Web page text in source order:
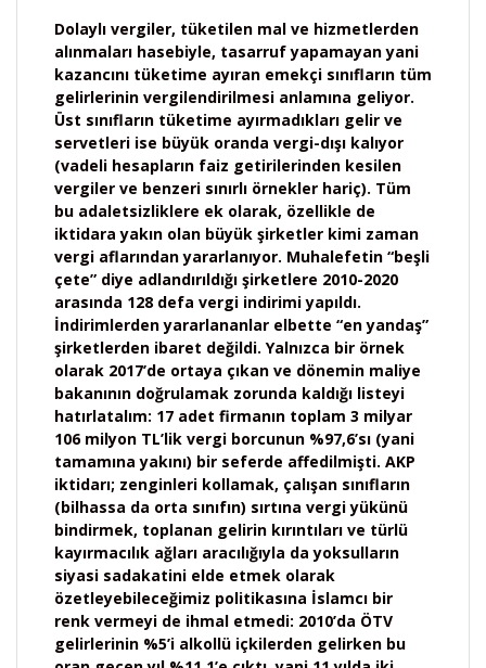
Dolaylı vergiler, tüketilen mal ve hizmetlerden
alınmaları hasebiyle, tasarruf yapamayan yani
kazancını tüketime ayıran emekçi sınıfların tüm
gelirlerinin vergilendirilmesi anlamına geliyor.
Üst sınıfların tüketime ayırmadıkları gelir ve
servetleri ise büyük oranda vergi-dışı kalıyor
(vadeli hesapların faiz getirilerinden kesilen
vergiler ve benzeri sınırlı örnekler hariç). Tüm
bu adaletsizliklere ek olarak, özellikle de
iktidara yakın olan büyük şirketler kimi zaman
vergi aflarından yararlanıyor. Muhalefetin “beşli
çete” diye adlandırıldığı şirketlere 2010-2020
arasında 128 defa vergi indirimi yapıldı.
İndirimlerden yararlananlar elbette “en yandaş”
şirketlerden ibaret değildi. Yalnızca bir örnek
olarak 2017’de ortaya çıkan ve dönemin maliye
bakanının doğrulamak zorunda kaldığı listeyi
hatırlatalım: 17 adet firmanın toplam 3 milyar
106 milyon TL’lik vergi borcunun %97,6’sı (yani
tamamına yakını) bir seferde affedilmişti. AKP
iktidarı; zenginleri kollamak, çalışan sınıfların
(bilhassa da orta sınıfın) sırtına vergi yükünü
bindirmek, toplanan gelirin kırıntıları ve türlü
kayırmacılık ağları aracılığıyla da yoksulların
siyasi sadakatini elde etmek olarak
özetleyebileceğimiz politikasına İslamcı bir
renk vermeyi de ihmal etmedi: 2010’da ÖTV
gelirlerinin %5’i alkollü içkilerden gelirken bu